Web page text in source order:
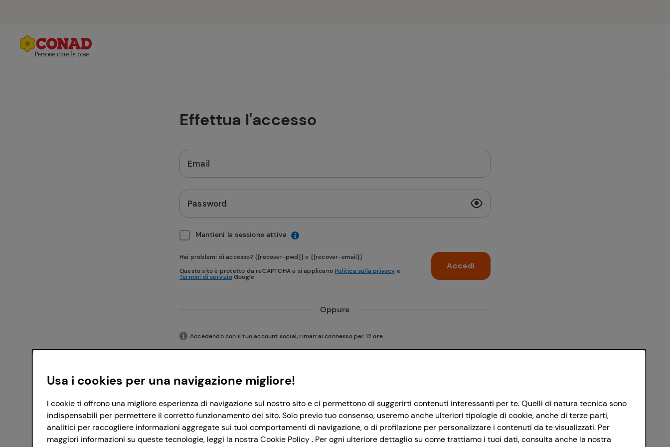
Effettua l'accesso
Email
Password
Mantieni la sessione attiva
Hai problemi di accesso? {{recover-pwd}} o {{recover-email}}
Questo sito è protetto da reCAPTCHA e si applicano Politica sulla privacy e
Termini di servizioGoogle
Accedi
Oppure
Accedendo con il tuo account social, rimarrai connesso per 12 ore.
Accedi con Facebook
Usa i cookies per una navigazione migliore!
I cookie ti offrono una migliore esperienza di navigazione sul nostro sito e ci permettono di suggerirti contenuti interessanti per te. Quelli di natura tecnica sono
indispensabili per permettere il corretto funzionamento del sito. Solo previo tuo consenso, useremo anche ulteriori tipologie di cookie, anche di terze parti,
analitici per raccogliere informazioni aggregate sui tuoi comportamenti di navigazione, o di profilazione per personalizzare i contenuti da te visualizzati. Per
maggiori informazioni su queste tecnologie, leggi la nostra Cookie Policy . Per ogni ulteriore dettaglio su come trattiamo i tuoi dati, consulta anche la nostra